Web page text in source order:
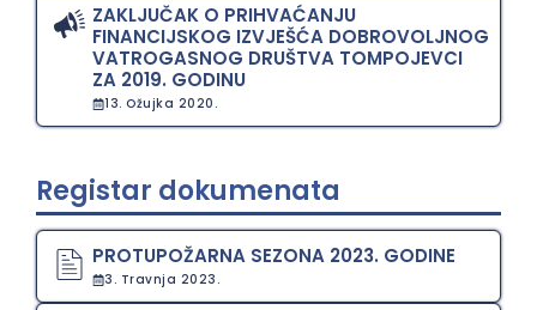
ZAKLJUČAK O PRIHVAĆANJU
FINANCIJSKOG IZVJEŠĆA DOBROVOLJNOG
VATROGASNOG DRUŠTVA TOMPOJEVCI
ZA 2019. GODINU
13. Ožujka 2020.
Registar dokumenata
PROTUPOŽARNA SEZONA 2023. GODINE
3. Travnja 2023.